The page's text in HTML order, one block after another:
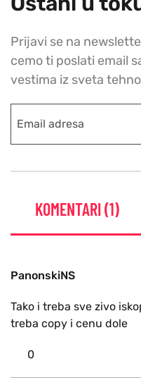
Prijavi se na
cemo ti poslati email
vestima iz sveta
KOMENTARI (1)
PanonskiNS
Tako i treba sve zivo
treba copy i cenu dole
0